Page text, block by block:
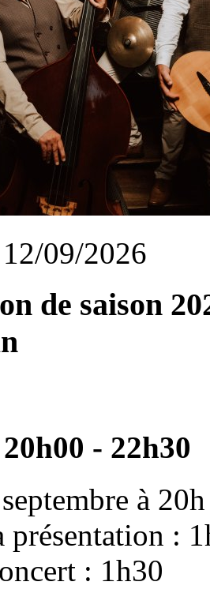
09/2026
de saison
- 22h30
à 20h
présentation :
: 1h30